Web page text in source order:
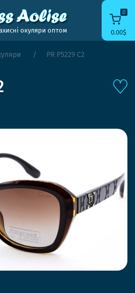
окуляри оптом
0
0.00$
PR P5229 C2